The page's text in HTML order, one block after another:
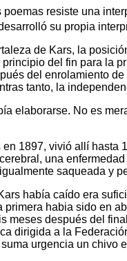
resiste una
su propia
de Kars, la
principio del fin para la
del enrolamiento
tanto, la
elaborarse. No es
1897, vivió allí hasta
una
saqueada y
había caído era
habia sido en
meses después del
dirigida a la
urgencia un chivo